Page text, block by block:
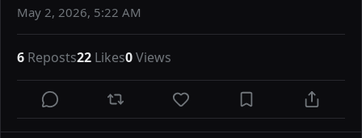
May 2, 2026, 5:22 AM
6 Reposts22 Likes0Views